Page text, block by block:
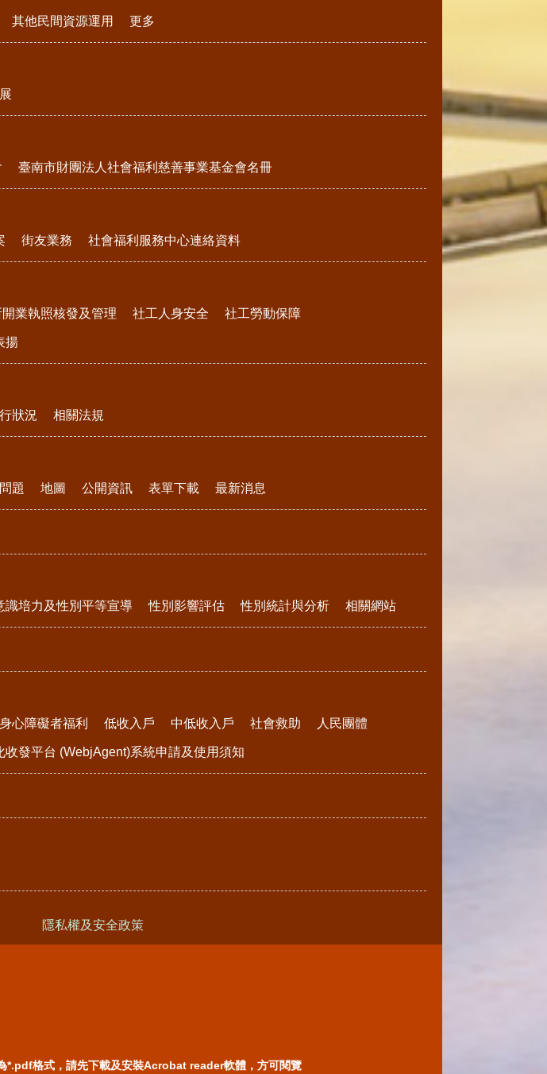
其他民間資源運用 更多
臺南市財團法人社會福利慈善事業基金會名冊
街友業務 社會福利服務中心連絡資料
業執照核發及管理 社工人身安全 社工勞動保障
揚
狀況 相關法規
題 地圖 公開資訊 表單下載 最新消息
識培力及性別平等宣導 性別影響評估 性別統計與分析 相關網站
身心障礙者福利 低收入戶 中低收入戶 社會救助 人民團體
發平台 (WebjAgent)系統申請及使用須知
隱私權及安全政策
*.pdf格式，請先下載及安裝Acrobat reader軟體，方可閱覽